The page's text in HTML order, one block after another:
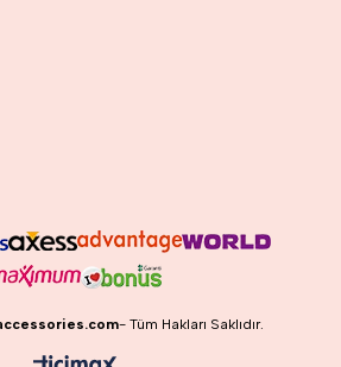
- Tüm Hakları Saklıdır.